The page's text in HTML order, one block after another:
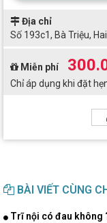
Địa chỉ
Số 193c1, Bà Triệu,
Miễn phí
Chỉ áp dụng khi đặt
BÀI VIẾT CÙNG
Trĩ nội có đau không